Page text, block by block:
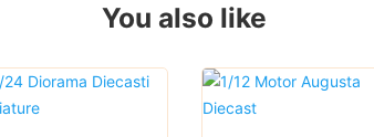
You also like